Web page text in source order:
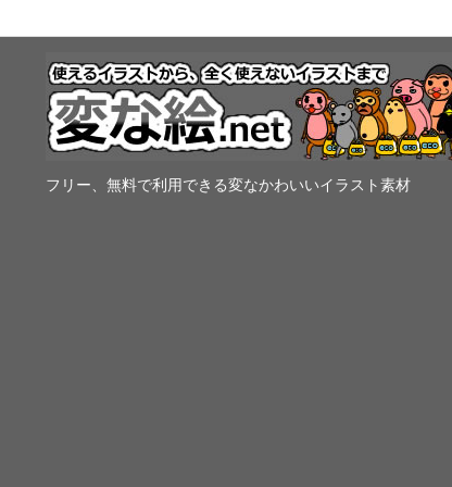
フリー、無料で利用できる変なかわいいイラスト素材